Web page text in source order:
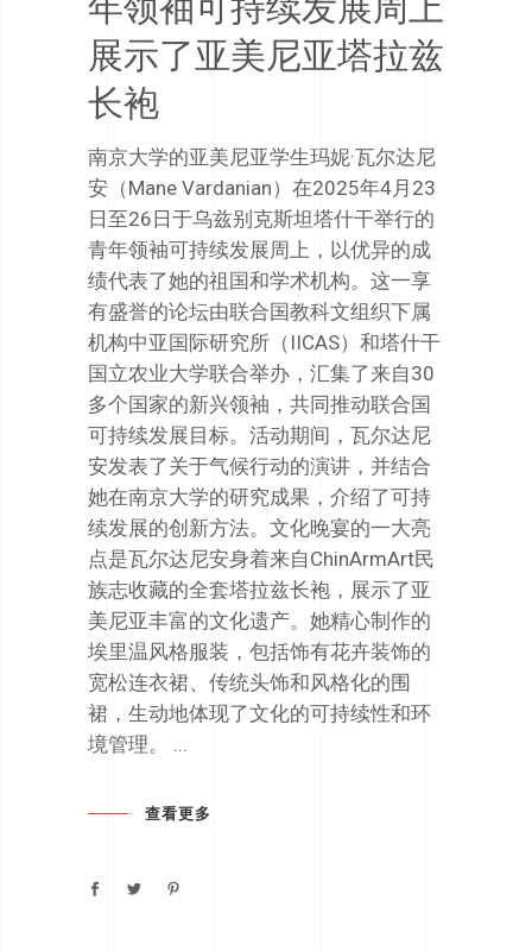
展示了亚美尼亚塔拉兹
长袍
南京大学的亚美尼亚学生玛妮·瓦尔达尼
安（Mane Vardanian）在2025年4月23
日至26日于乌兹别克斯坦塔什干举行的
青年领袖可持续发展周上，以优异的成
绩代表了她的祖国和学术机构。这一享
有盛誉的论坛由联合国教科文组织下属
机构中亚国际研究所（IICAS）和塔什干
国立农业大学联合举办，汇集了来自30
多个国家的新兴领袖，共同推动联合国
可持续发展目标。活动期间，瓦尔达尼
安发表了关于气候行动的演讲，并结合
她在南京大学的研究成果，介绍了可持
续发展的创新方法。文化晚宴的一大亮
点是瓦尔达尼安身着来自ChinArmArt民
族志收藏的全套塔拉兹长袍，展示了亚
美尼亚丰富的文化遗产。她精心制作的
埃里温风格服装，包括饰有花卉装饰的
宽松连衣裙、传统头饰和风格化的围
裙，生动地体现了文化的可持续性和环
境管理。
查看更多